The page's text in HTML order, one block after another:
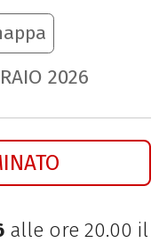
2026
alle ore 20.00 il